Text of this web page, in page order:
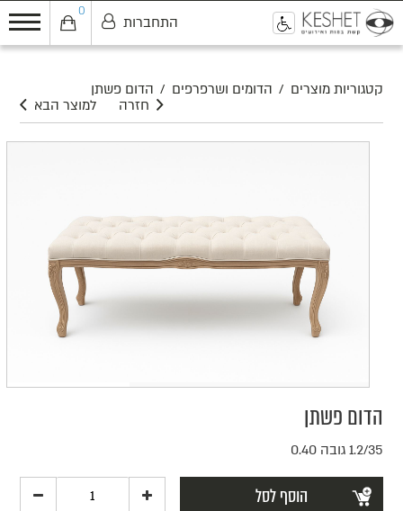
0
התחברות
קטגוריות מוצרים / הדומים ושרפרפים / הדום פשתן
למוצר הבא
חזרה
הדום פשתן
1.2/35 גובה 0.40
הוסף לסל